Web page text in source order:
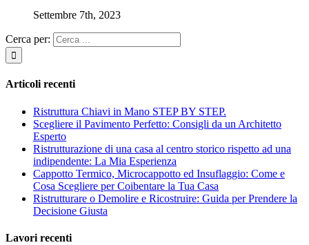
Settembre 7th, 2023
Cerca per:
Articoli recenti
Ristruttura Chiavi in Mano STEP BY STEP.
Scegliere il Pavimento Perfetto: Consigli da un Architetto
Esperto
Ristrutturazione di una casa al centro storico rispetto ad una
indipendente: La Mia Esperienza
Cappotto Termico, Microcappotto ed Insuflaggio: Come e
Cosa Scegliere per Coibentare la Tua Casa
Ristrutturare o Demolire e Ricostruire: Guida per Prendere la
Decisione Giusta
Lavori recenti